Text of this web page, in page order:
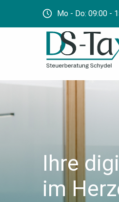
Mo - Do: 09:00 -
Ihre
im